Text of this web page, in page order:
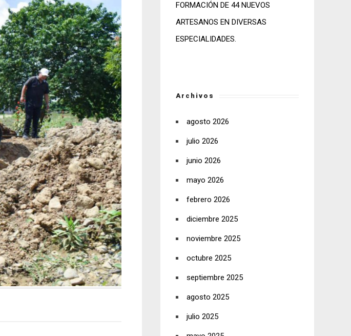
FORMACIÓN DE 44 NUEVOS
ARTESANOS EN DIVERSAS
ESPECIALIDADES.
Archivos
agosto 2026
julio 2026
junio 2026
mayo 2026
febrero 2026
diciembre 2025
noviembre 2025
octubre 2025
septiembre 2025
agosto 2025
julio 2025